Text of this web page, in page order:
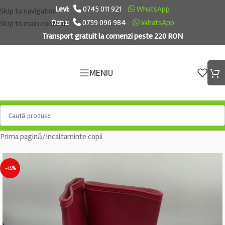
Skip to navigation
Skip to main content
Levi: 0745 011 921
WhatsApp
Oana:
0759 096 984
WhatsApp
Transport gratuit la comenzi peste 220 RON
MENIU
Prima pagină/Incaltaminte copii
-15%